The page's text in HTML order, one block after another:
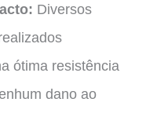
Diversos
ótima resistência
dano ao